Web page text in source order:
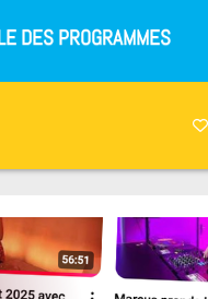
DES PROGRAMMES